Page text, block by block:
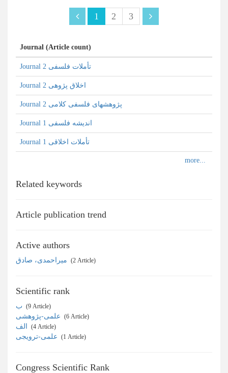
1 2 3
Journal (Article count)
Journal تأملات فلسفی 2
Journal اخلاق پژوهی 2
Journal پژوهشهای فلسفی کلامی 2
Journal اندیشه فلسفی 1
Journal تأملات اخلاقی 1
Related keywords
Article publication trend
Active authors
‎ (2 Article)
Scientific rank
‎ (9 Article)
‎ (6 Article)
‎ (4 Article)
‎ (1 Article)
Congress Scientific Rank